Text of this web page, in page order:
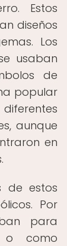
Estos
diseños
Los
usaban
de
popular
aunque
en
de estos
Por
para
o como